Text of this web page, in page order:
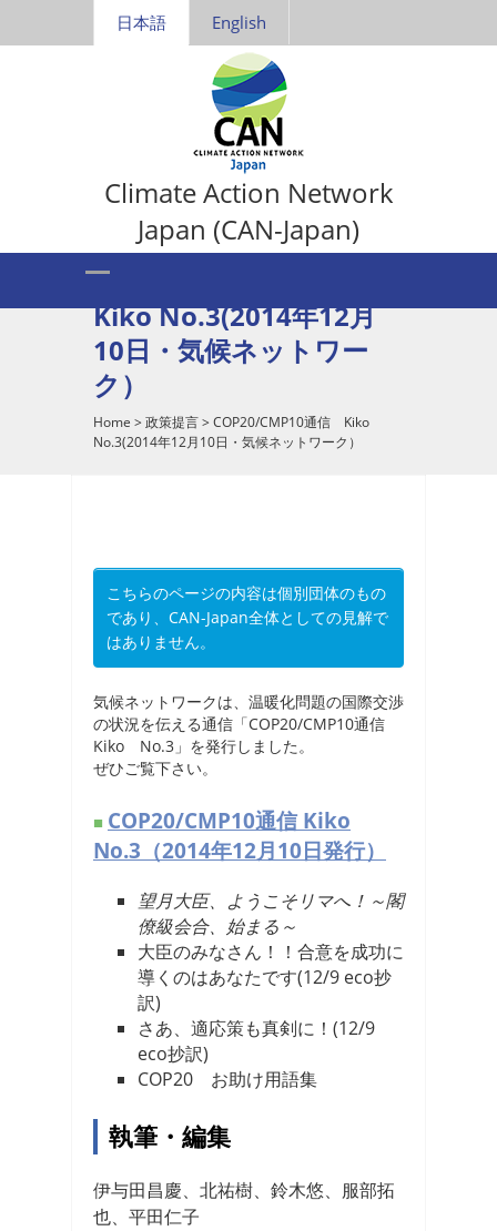
日本語 English
Climate Action Network
Japan (CAN-Japan)
COP20/CMP10通信
Kiko No.3(2014年12月
10日・気候ネットワー
ク）
Home > 政策提言> COP20/CMP10通信 Kiko
No.3(2014年12月10日・気候ネットワーク）
こちらのページの内容は個別団体のもの
であり、CAN-Japan全体としての見解で
はありません。
気候ネットワークは、温暖化問題の国際交渉
の状況を伝える通信「COP20/CMP10通信
Kiko No.3」を発行しました。
ぜひご覧下さい。
COP20/CMP10通信 Kiko
No.3（2014年12月10日発行）
望月大臣、ようこそリマへ！～閣
僚級会合、始まる～
大臣のみなさん！！合意を成功に
導くのはあなたです(12/9 eco抄
訳)
さあ、適応策も真剣に！(12/9
eco抄訳)
COP20 お助け用語集
執筆・編集
伊与田昌慶、北祐樹、鈴木悠、服部拓
也、平田仁子